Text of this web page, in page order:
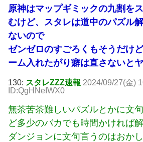
原神はマップギミックの九割を
むけど、スタレは道中のパズル
ないので
ゼンゼロのすごろくもそうだけ
ーム入れたがり癖は直さないと
130: スタレZZZ速報 2024/09/27(金)
ID:QgHNeIWX0
無茶苦茶難しいパズルとかに文
ど多少のバカでも時間かければ
ダンジョンに文句言うのはおか